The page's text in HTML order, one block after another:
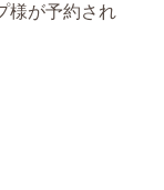
様が予約され